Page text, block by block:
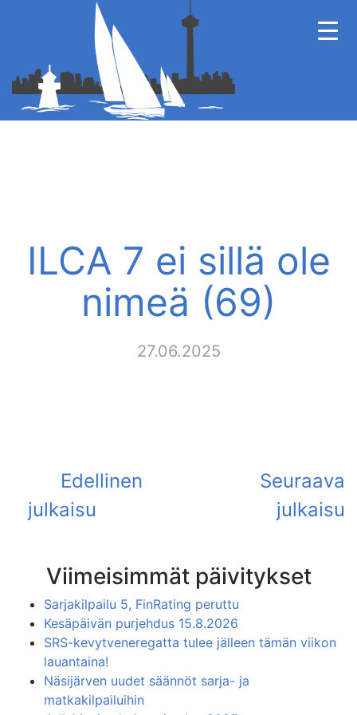
ILCA 7 ei sillä ole
nimeä (69)
27.06.2025
Viimeisimmät päivitykset
Sarjakilpailu 5, FinRating peruttu
Kesäpäivän purjehdus 15.8.2026
SRS-kevytveneregatta tulee jälleen tämän viikon
lauantaina!
Näsijärven uudet säännöt sarja- ja
matkakilpailuihin